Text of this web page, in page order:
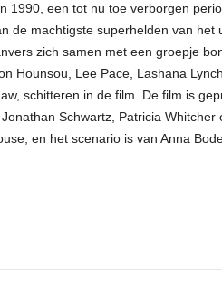
1990, een tot nu toe verborgen
de machtigste superhelden van het
zich samen met een groepje
Hounsou, Lee Pace, Lashana
schitteren in de film. De film is
Schwartz, Patricia
en het scenario is van Anna